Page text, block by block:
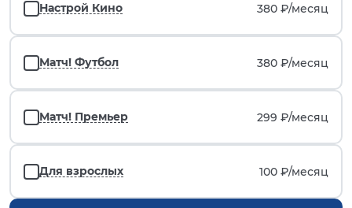
Настрой Кино 380 ₽/месяц
Матч! Футбол 380 ₽/месяц
Матч! Премьер 299 ₽/месяц
Для взрослых 100 ₽/месяц